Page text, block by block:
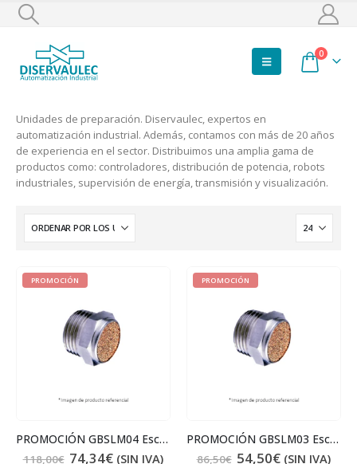
0
Unidades de preparación. Diservaulec, expertos en
automatización industrial. Además, contamos con más de 20 años
de experiencia en el sector. Distribuimos una amplia gama de
productos como: controladores, distribución de potencia, robots
industriales, supervisión de energía, transmisión y visualización.
PROMOCIÓN
PROMOCIÓN GBSLM04 Escape 1/2
118,00€ 74,34€ (SIN IVA)
PROMOCIÓN
PROMOCIÓN GBSLM03 Escape 3/8
86,50€ 54,50€ (SIN IVA)